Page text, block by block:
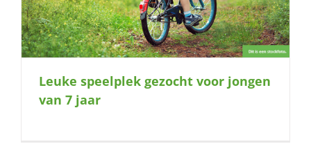
Leuke speelplek gezocht voor jongen
van 7 jaar